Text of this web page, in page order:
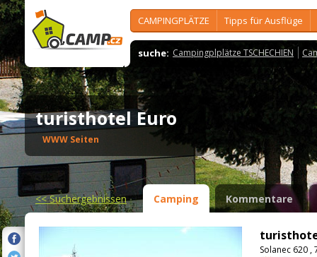
CAMPINGPLÄTZE Tipps für Ausflüge
suche: Campingplplätze TSCHECHIEN
turisthotel Euro
WWW Seiten
<<Suchergebnissen Camping Kommentare
Solanec 620 ,